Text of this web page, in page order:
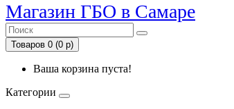
Магазин ГБО в Самаре
Товаров 0 (0 р)
Ваша корзина пуста!
Категории